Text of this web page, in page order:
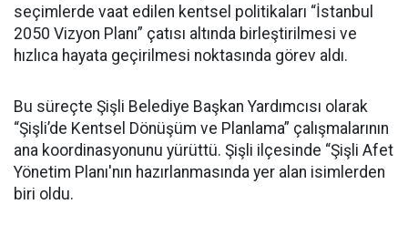
seçimlerde vaat edilen kentsel politikaları “İstanbul
2050 Vizyon Planı” çatısı altında birleştirilmesi ve
hızlıca hayata geçirilmesi noktasında görev aldı.
Bu süreçte Şişli Belediye Başkan Yardımcısı olarak
“Şişli’de Kentsel Dönüşüm ve Planlama” çalışmalarının
ana koordinasyonunu yürüttü. Şişli ilçesinde “Şişli Afet
Yönetim Planı'nın hazırlanmasında yer alan isimlerden
biri oldu.